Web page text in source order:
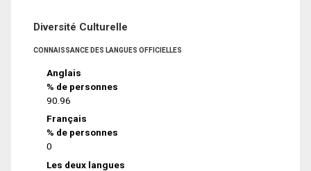
Diversité Culturelle
CONNAISSANCE DES LANGUES OFFICIELLES
Anglais
% de personnes
90.96
Français
% de personnes
0
Les deux langues